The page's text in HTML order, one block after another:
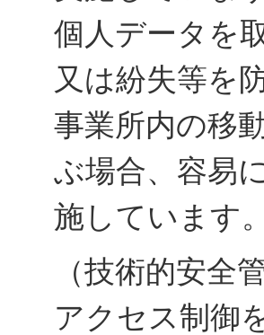
個人データを
又は紛失等を
事業所内の移
ぶ場合、容易
施しています。
（技術的安全
アクセス制御